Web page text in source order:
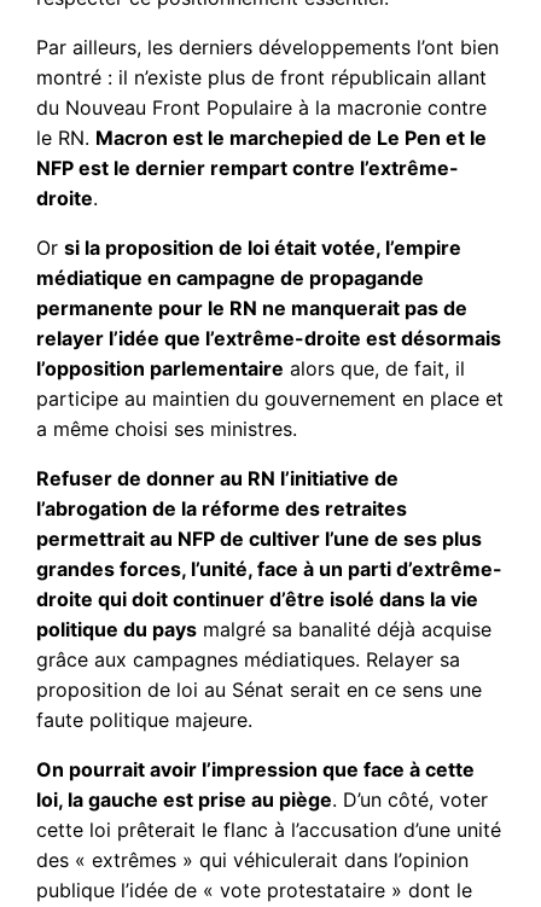
Par ailleurs, les derniers développements l’ont bien
montré : il n’existe plus de front républicain allant
du Nouveau Front Populaire à la macronie contre
le RN. Macron est le marchepied de Le Pen et le
NFP est le dernier rempart contre l’extrême-
droite.
Orsi la proposition de loi était votée, l’empire
médiatique en campagne de propagande
permanente pour le RN ne manquerait pas de
relayer l’idée que l’extrême-droite est désormais
l’opposition parlementaire alors que, de fait, il
participe au maintien du gouvernement en place et
a même choisi ses ministres.
Refuser de donner au RN l’initiative de
l’abrogation de la réforme des retraites
permettrait au NFP de cultiver l’une de ses plus
grandes forces, l’unité, face à un parti d’extrême-
droite qui doit continuer d’être isolé dans la vie
politique du pays malgré sa banalité déjà acquise
grâce aux campagnes médiatiques. Relayer sa
proposition de loi au Sénat serait en ce sens une
faute politique majeure.
On pourrait avoir l’impression que face à cette
loi, la gauche est prise au piège. D’un côté, voter
cette loi prêterait le flanc à l’accusation d’une unité
des « extrêmes » qui véhiculerait dans l’opinion
publique l’idée de « vote protestataire » dont le